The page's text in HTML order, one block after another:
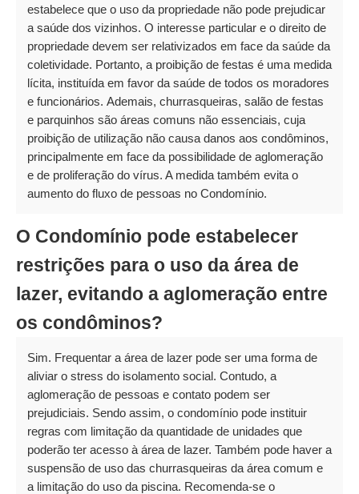
estabelece que o uso da propriedade não pode prejudicar
a saúde dos vizinhos. O interesse particular e o direito de
propriedade devem ser relativizados em face da saúde da
coletividade. Portanto, a proibição de festas é uma medida
lícita, instituída em favor da saúde de todos os moradores
e funcionários. Ademais, churrasqueiras, salão de festas
e parquinhos são áreas comuns não essenciais, cuja
proibição de utilização não causa danos aos condôminos,
principalmente em face da possibilidade de aglomeração
e de proliferação do vírus. A medida também evita o
aumento do fluxo de pessoas no Condomínio.
O Condomínio pode estabelecer
restrições para o uso da área de
lazer, evitando a aglomeração entre
os condôminos?
Sim. Frequentar a área de lazer pode ser uma forma de
aliviar o stress do isolamento social. Contudo, a
aglomeração de pessoas e contato podem ser
prejudiciais. Sendo assim, o condomínio pode instituir
regras com limitação da quantidade de unidades que
poderão ter acesso à área de lazer. Também pode haver a
suspensão de uso das churrasqueiras da área comum e
a limitação do uso da piscina. Recomenda-se o